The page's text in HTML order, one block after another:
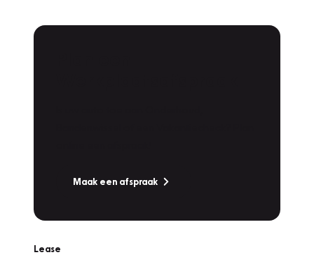
Maak een afspraak
Lease